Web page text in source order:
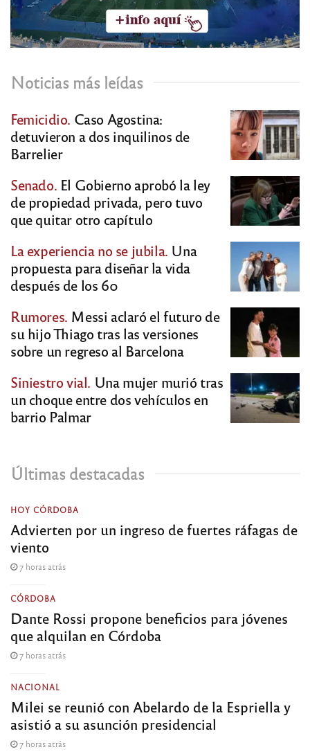
Noticias más leídas
Femicidio. Caso Agostina:
detuvieron a dos inquilinos de
Barrelier
Senado. El Gobierno aprobó la ley
de propiedad privada, pero tuvo
que quitar otro capítulo
La experiencia no se jubila. Una
propuesta para diseñar la vida
después de los 60
Rumores. Messi aclaró el futuro de
su hijo Thiago tras las versiones
sobre un regreso al Barcelona
Siniestro vial. Una mujer murió tras
un choque entre dos vehículos en
barrio Palmar
Últimas destacadas
HOY CÓRDOBA
Advierten por un ingreso de fuertes ráfagas de
viento
7 horas atrás
CÓRDOBA
Dante Rossi propone beneficios para jóvenes
que alquilan en Córdoba
7 horas atrás
NACIONAL
Milei se reunió con Abelardo de la Espriella y
asistió a su asunción presidencial
7 horas atrás